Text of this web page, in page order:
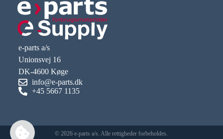
e-parts a/s
Unionsvej 16
DK-4600 Køge
info@e-parts.dk
+45 5667 1135
© 2026 e-parts a/s. Alle rettigheder forbeholdes.